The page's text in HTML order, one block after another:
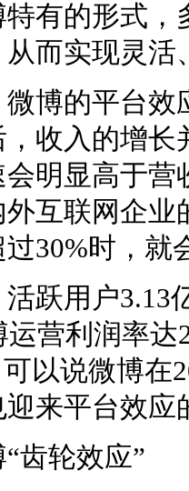
有的形式
而实现灵活
博的平台
收入的增
明显高于
互联网企
30%时，就
跃用户3.13
营利润率
以说微博在
来平台效应
齿轮效应”